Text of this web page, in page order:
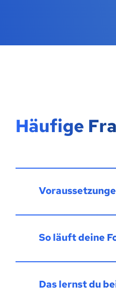
Häufige
So läuft deine
Das lernst du